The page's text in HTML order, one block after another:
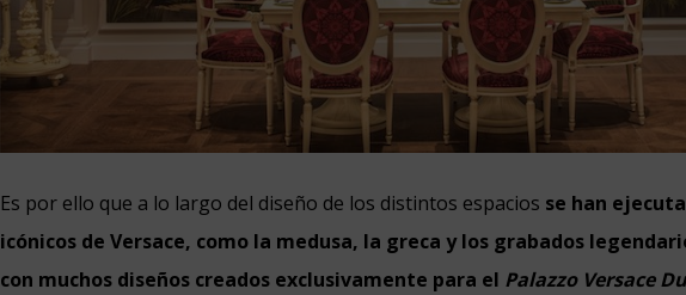
Es por ello que a lo largo del diseño de los distintos espacios se han
icónicos de Versace, como la medusa, la greca y los grabados
con muchos diseños creados exclusivamente para el Palazzo Versace